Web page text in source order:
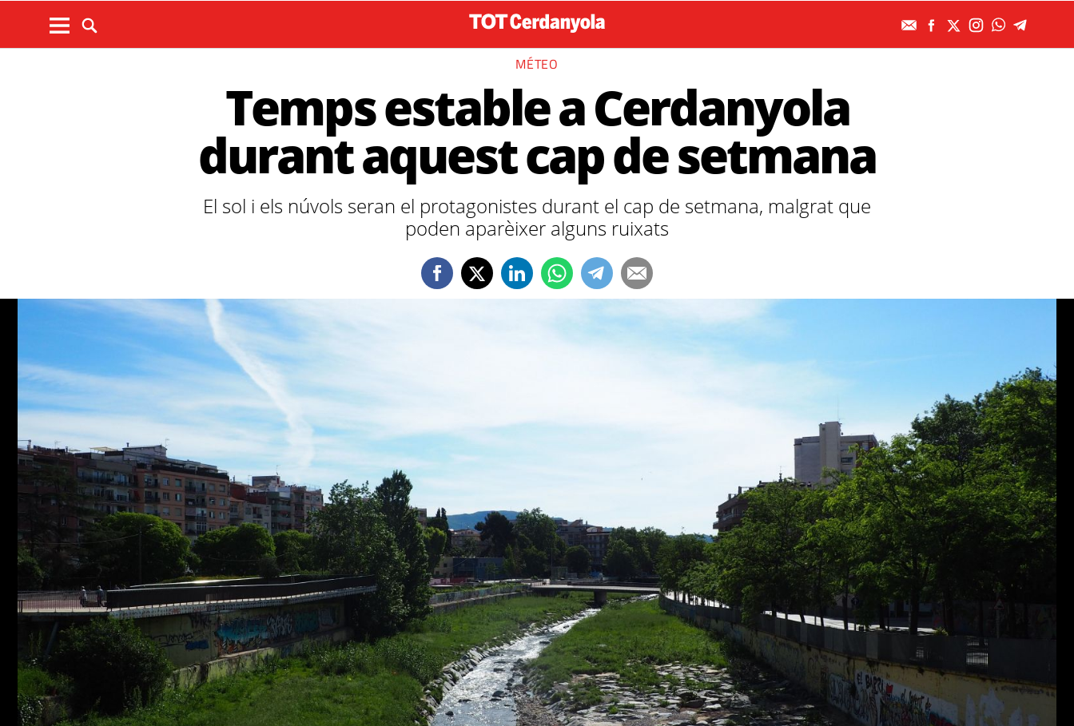
MÉTEO
Temps estable a Cerdanyola
durant aquest cap de setmana
El sol i els núvols seran el protagonistes durant el cap de setmana, malgrat que
poden aparèixer alguns ruixats